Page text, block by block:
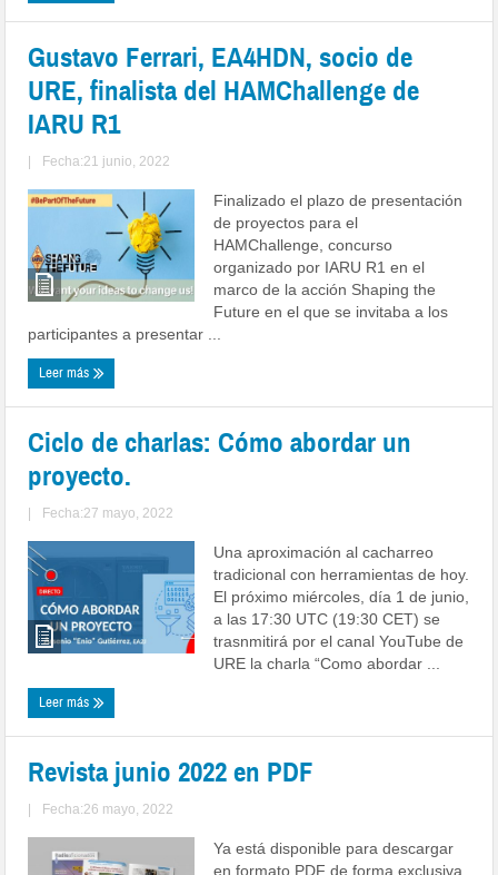
Gustavo Ferrari, EA4HDN, socio de
URE, finalista del HAMChallenge de
IARU R1
| Fecha:21 junio, 2022
Finalizado el plazo de presentación
de proyectos para el
HAMChallenge, concurso
organizado por IARU R1 en el
marco de la acción Shaping the
Future en el que se invitaba a los
participantes a presentar ...
Leer más
Ciclo de charlas: Cómo abordar un
proyecto.
| Fecha:27 mayo, 2022
Una aproximación al cacharreo
tradicional con herramientas de hoy.
El próximo miércoles, día 1 de junio,
a las 17:30 UTC (19:30 CET) se
trasnmitirá por el canal YouTube de
URE la charla “Como abordar ...
Leer más
Revista junio 2022 en PDF
| Fecha:26 mayo, 2022
Ya está disponible para descargar
en formato PDF de forma exclusiva